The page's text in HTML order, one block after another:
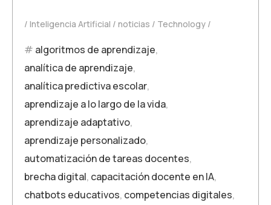
Inteligencia Artificial noticias Technology
algoritmos de aprendizaje,
analítica de aprendizaje,
analítica predictiva escolar,
aprendizaje a lo largo de la vida,
aprendizaje adaptativo,
aprendizaje personalizado,
automatización de tareas docentes,
brecha digital, capacitación docente en IA,
chatbots educativos, competencias digitales,